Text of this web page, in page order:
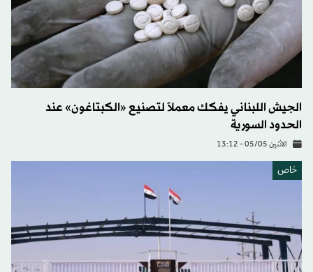
الجيش اللبناني يفكك معملاً لتصنيع «الكبتاغون» عند
الحدود السورية
الاثنين 05/05 - 13:12
خاص